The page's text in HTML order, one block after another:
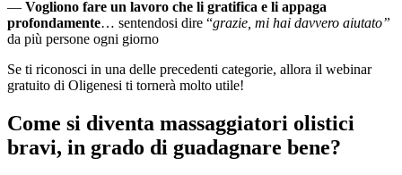
— Vogliono fare un lavoro che li gratifica e li appaga
profondamente… sentendosi dire “grazie, mi hai davvero aiutato”
da più persone ogni giorno
Se ti riconosci in una delle precedenti categorie, allora il webinar
gratuito di Oligenesi ti tornerà molto utile!
Come si diventa massaggiatori olistici
bravi, in grado di guadagnare bene?